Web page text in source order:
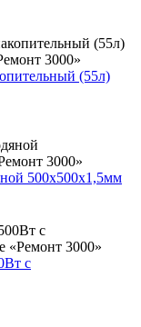
(55л)
500х500х1,5мм
с